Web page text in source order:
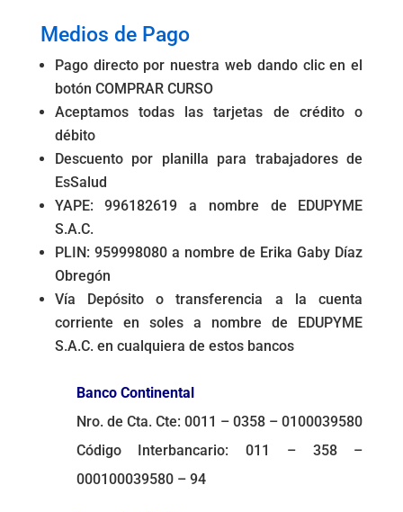
Medios de Pago
Pago directo por nuestra web dando clic en el
botón COMPRAR CURSO
Aceptamos todas las tarjetas de crédito o
débito
Descuento por planilla para trabajadores de
EsSalud
YAPE: 996182619 a nombre de EDUPYME
S.A.C.
PLIN: 959998080 a nombre de Erika Gaby Díaz
Obregón
Vía Depósito o transferencia a la cuenta
corriente en soles a nombre de EDUPYME
S.A.C. en cualquiera de estos bancos
Banco Continental
Nro. de Cta. Cte: 0011 – 0358 – 0100039580
Código Interbancario: 011 – 358 –
000100039580 – 94